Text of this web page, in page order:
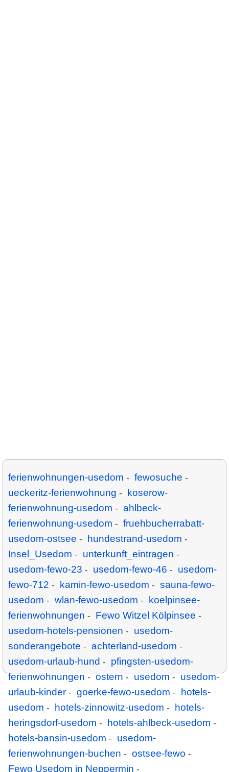
ferienwohnungen-usedom - fewosuche -
ueckeritz-ferienwohnung -
koserow-
ferienwohnung-usedom - ahlbeck-
ferienwohnung-usedom - fruehbucherrabatt-
usedom-ostsee - hundestrand-usedom -
Insel_Usedom - unterkunft_eintragen -
usedom-fewo-23 - usedom-fewo-46 - usedom-
fewo-712 - kamin-fewo-usedom - sauna-fewo-
usedom - wlan-fewo-usedom -
koelpinsee-
ferienwohnungen - Fewo Witzel Kölpinsee -
usedom-hotels-pensionen - usedom-
sonderangebote - achterland-usedom -
usedom-urlaub-hund - pfingsten-usedom-
ferienwohnungen - ostern - usedom - usedom-
urlaub-kinder - goerke-fewo-usedom -
hotels-
usedom - hotels-zinnowitz-usedom -
hotels-
heringsdorf-usedom - hotels-ahlbeck-usedom -
hotels-bansin-usedom - usedom-
ferienwohnungen-buchen - ostsee-fewo -
Fewo Usedom in Neppermin -